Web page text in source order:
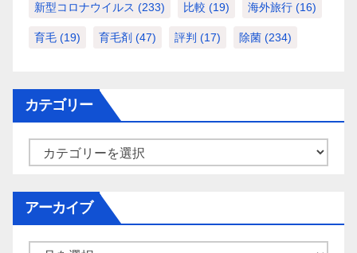
新型コロナウイルス (233) 比較 (19) 海外旅行 (16)
育毛 (19) 育毛剤 (47) 評判 (17) 除菌 (234)
カテゴリー
ー
アーカイブ